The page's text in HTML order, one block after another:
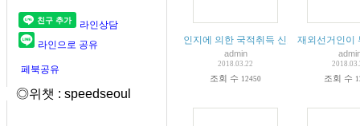
라인상담
라인으로 공유
페북공유
◎위챗 : speedseoul
인지에 의한 국적취득 신고 절차 및 구비
admin
2018.03.22
조회 수 12450
재외선거인이
조회 수